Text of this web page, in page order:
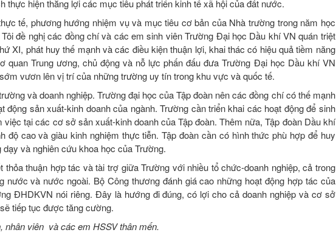
hiện thắng lợi các mục tiêu phát triển kinh tế xã hội của đất nước.
tế, phương hướng nhiệm vụ và mục tiêu cơ bản của Nhà trường trong năm học
đề nghị các đồng chí và các em sinh viên Trường Đại học Dầu khí VN quán triệt
XI, phát huy thế mạnh và các điều kiện thuận lợi, khai thác có hiệu quả tiềm năng
Trung ương, chủ động và nỗ lực phấn đấu đưa Trường Đại học Dầu khí VN
vươn lên vị trí của những trường uy tín trong khu vực và quốc tế.
và doanh nghiệp. Trường đại học của Tập đoàn nên các đồng chí có thế mạnh
sản xuất-kinh doanh của ngành. Trường cần triển khai các hoạt động để sinh
tại các cơ sở sản xuất-kinh doanh của Tập đoàn. Thêm nữa, Tập đoàn Dầu khí
cao và giàu kinh nghiệm thực tiễn. Tập đoàn cần có hình thức phù hợp để huy
dạy và nghiên cứu khoa học của Trường.
thuận hợp tác và tài trợ giữa Trường với nhiều tổ chức-doanh nghiệp, cả trong
nước và nước ngoài. Bộ Công thương đánh giá cao những hoạt động hợp tác của
ĐHDKVN nói riêng. Đây là hướng đi đúng, có lợi cho cả doanh nghiệp và cơ sở
tiếp tục được tăng cường.
nhân viên và các em HSSV thân mến.